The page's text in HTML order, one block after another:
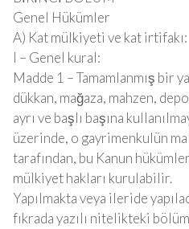
Genel Hükümler
A) Kat mülkiyeti ve kat irtifakı:
I – Genel kural:
Madde 1 – Tamamlanmış bir
dükkan, mağaza, mahzen,
ayrı ve başlı başına
üzerinde, o gayrimenkulün
tarafından, bu Kanun
mülkiyet hakları kurulabilir.
Yapılmakta veya ileride
fıkrada yazılı nitelikteki